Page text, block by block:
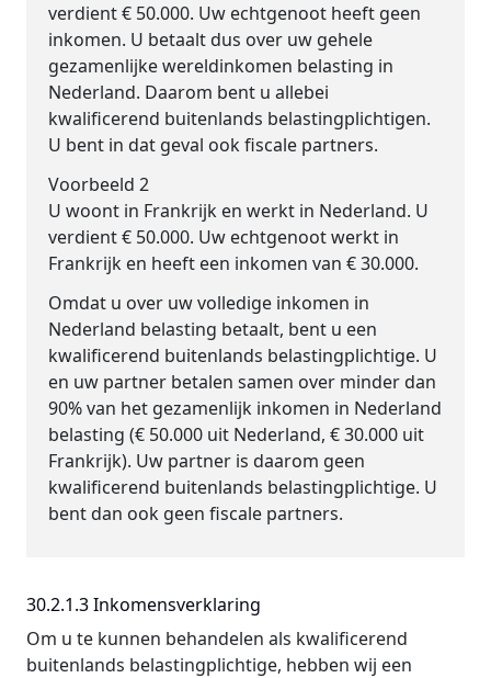
verdient € 50.000. Uw echtgenoot heeft geen
inkomen. U betaalt dus over uw gehele
gezamenlijke wereldinkomen belasting in
Nederland. Daarom bent u allebei
kwalificerend buitenlands belastingplichtigen.
U bent in dat geval ook fiscale partners.
Voorbeeld 2
U woont in Frankrijk en werkt in Nederland. U
verdient € 50.000. Uw echtgenoot werkt in
Frankrijk en heeft een inkomen van € 30.000.
Omdat u over uw volledige inkomen in
Nederland belasting betaalt, bent u een
kwalificerend buitenlands belastingplichtige. U
en uw partner betalen samen over minder dan
90% van het gezamenlijk inkomen in Nederland
belasting (€ 50.000 uit Nederland, € 30.000 uit
Frankrijk). Uw partner is daarom geen
kwalificerend buitenlands belastingplichtige. U
bent dan ook geen fiscale partners.
30.2.1.3 Inkomensverklaring
Om u te kunnen behandelen als kwalificerend
buitenlands belastingplichtige, hebben wij een